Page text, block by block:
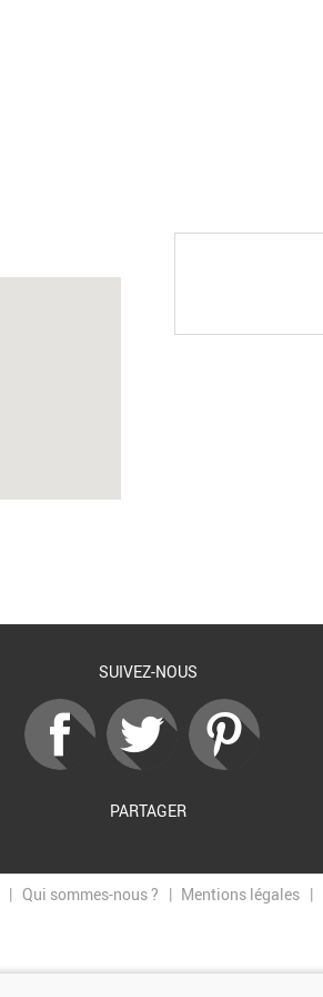
SUIVEZ-NOUS
PARTAGER
Qui sommes-nous ? Mentions légales